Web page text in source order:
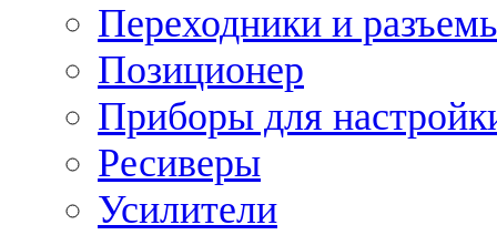
Переходники и
Позиционер
Приборы для
Ресиверы
Усилители